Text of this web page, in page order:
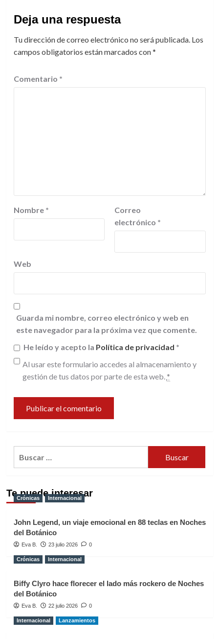
Deja una respuesta
Tu dirección de correo electrónico no será publicada. Los
campos obligatorios están marcados con*
Comentario *
Nombre *
Correo
electrónico *
Web
Guarda mi nombre, correo electrónico y web en
este navegador para la próxima vez que comente.
He leído y acepto la Política de privacidad *
Al usar este formulario accedes al almacenamiento y
gestión de tus datos por parte de esta web. *
Te puede interesar
Crónicas Internacional
John Legend, un viaje emocional en 88 teclas en Noches
del Botánico
Eva B. 23 julio 2026 0
Crónicas Internacional
Biffy Clyro hace florecer el lado más rockero de Noches
del Botánico
Eva B. 22 julio 2026 0
Internacional Lanzamientos